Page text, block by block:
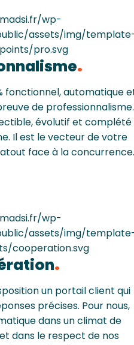
fonctionnel, automatique
de professionnalisme.
évolutif et complété
Il est le vecteur de votre
face à la concurrence.
un portail client qui
précises. Pour nous,
dans un climat de
dans le respect de nos